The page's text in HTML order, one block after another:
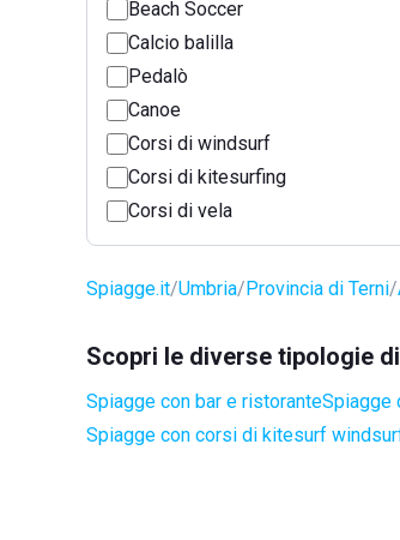
Beach Soccer
Calcio balilla
Pedalò
Canoe
Corsi di windsurf
Corsi di kitesurfing
Corsi di vela
Spiagge.it Umbria Provincia di Terni
Scopri le diverse tipologie
Spiagge con bar e ristoranteSpiagge
Spiagge con corsi di kitesurf